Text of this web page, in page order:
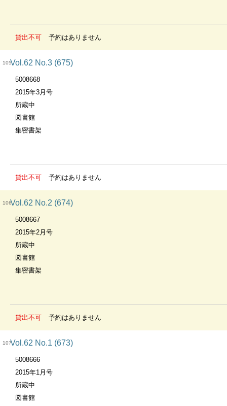
貸出不可 予約はありません
105Vol.62 No.3 (675)
5008668
2015年3月号
所蔵中
図書館
集密書架
貸出不可 予約はありません
106Vol.62 No.2 (674)
5008667
2015年2月号
所蔵中
図書館
集密書架
貸出不可 予約はありません
107Vol.62 No.1 (673)
5008666
2015年1月号
所蔵中
図書館